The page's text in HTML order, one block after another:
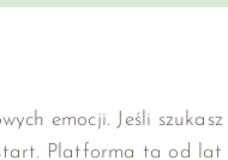
emocji. Jeśli
Platforma ta od